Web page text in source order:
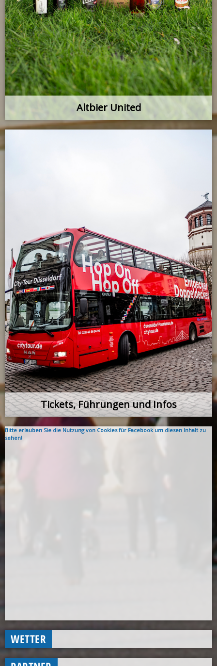
Altbier United
Tickets, Führungen und Infos
Bitte erlauben Sie die Nutzung von Cookies für Facebook um diesen Inhalt zu
sehen!
WETTER